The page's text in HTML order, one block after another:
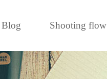
Blog Shooting flow